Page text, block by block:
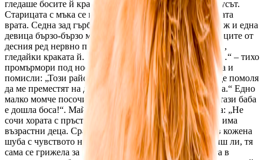
гледаше босите й крака, но дума не каза. Дойде автобусът.
Старицата с мъка се качи и влезе в салона през предната
врата. Седна зад гърба на шофьора вляво. Солиден мъж и една
девица бързо-бързо минаха край нея… Един от пътниците от
десния ред нервно пукаше кокалчетата на пръстите си,
гледайки краката й. „Старческа склероза и деменция…“ – тихо
промърмори под нос. Шофьорът забеляза босите крака и
помисли: „Този район все повече изпада в бедност. Ще помоля
да ме преместят на друг маршрут, по-близо до центъра.“ Едно
малко момче посочи старицата с пръст: „Мамо, виж, тази баба
е дошла боса!“. Майката сърдито го шляпна по ръката: „Не
сочи хората с пръст! Това не е вежливо.“ „Тя сигурно има
възрастни деца. Срам и позор за тях!“ – каза жената в кожена
шуба с чувството на вътрешно удовлетворение (видиш ли, тя
сама се грижела за възрастната си майка). Учителката в